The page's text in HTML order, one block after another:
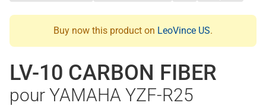
Buy now this product on LeoVince US.
LV-10 CARBON FIBER
pour YAMAHA YZF-R25